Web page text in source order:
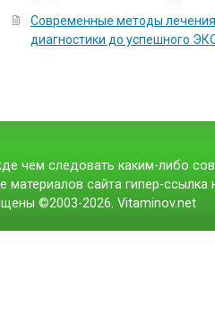
Современные методы
диагностики до успешного
чем следовать каким-либо
материалов сайта гипер-ссылка
©2003-2026. Vitaminov.net